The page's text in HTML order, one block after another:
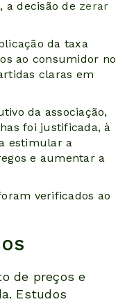
a decisão de zerar
da taxa
ao consumidor no
claras em
da associação,
foi justificada, à
estimular a
e aumentar a
verificados ao
de preços e
Estudos